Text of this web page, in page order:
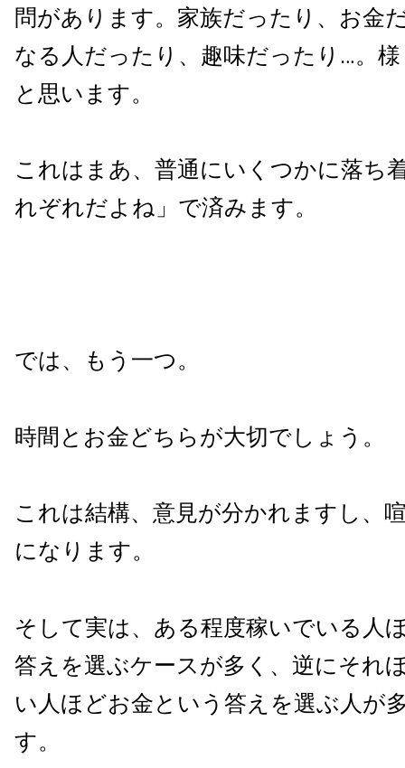
問があります。家族だったり、お金
なる人だったり、趣味だったり…。
と思います。
これはまあ、普通にいくつかに落ち
れぞれだよね」で済みます。
では、もう一つ。
時間とお金どちらが大切でしょう。
これは結構、意見が分かれますし、
になります。
そして実は、ある程度稼いでいる人
答えを選ぶケースが多く、逆にそれ
い人ほどお金という答えを選ぶ人が
す。